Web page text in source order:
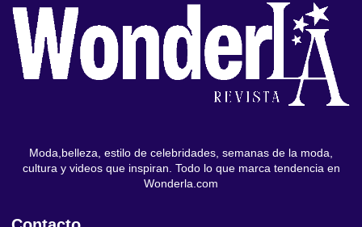
Moda,belleza, estilo de celebridades, semanas de la moda,
cultura y videos que inspiran. Todo lo que marca tendencia en
Wonderla.com